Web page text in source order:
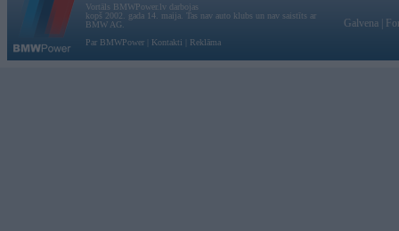
Vortāls BMWPower.lv darbojas
kopš 2002. gada 14. maija. Tas nav auto klubs un nav saistīts ar
BMW AG.
Par BMWPower
Kontakti Reklāma
Galvena